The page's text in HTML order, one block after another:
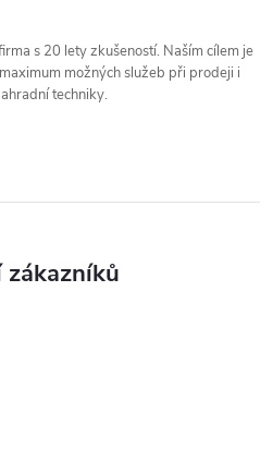
s 20 lety zkušeností. Naším cílem je
možných služeb při prodeji i
techniky.